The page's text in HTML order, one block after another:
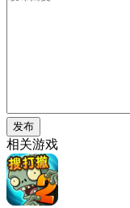
发布
相关游戏